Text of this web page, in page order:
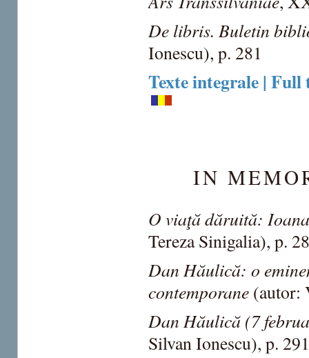
De libris. Buletin
Ionescu), p. 281
Texte integrale | Full
IN
O viaţă dăruită:
Tereza Sinigalia), p.
Dan Hăulică: o
contemporane (autor:
Dan Hăulică (7
Silvan Ionescu), p.